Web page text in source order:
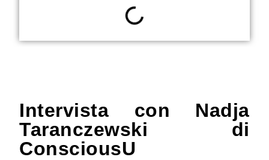
Intervista con Nadja
Taranczewski di
ConsciousU